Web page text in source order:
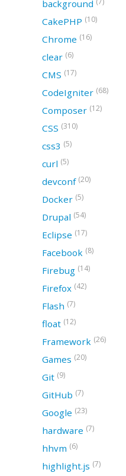
background
CakePHP (10)
Chrome (16)
clear (6)
CMS (17)
CodeIgniter (68)
Composer (12)
CSS (310)
css3 (5)
curl (5)
devconf (20)
Docker (5)
Drupal (54)
Eclipse (17)
Facebook (8)
Firebug (14)
Firefox (42)
Flash (7)
float (12)
Framework (26)
Games (20)
Git (9)
GitHub (7)
Google (23)
hardware (7)
hhvm (6)
highlight.js (7)